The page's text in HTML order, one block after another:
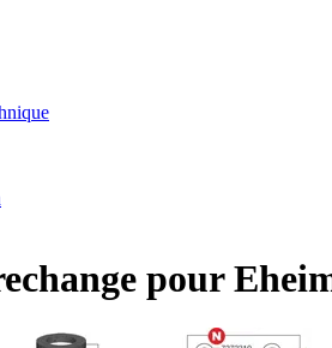
pour